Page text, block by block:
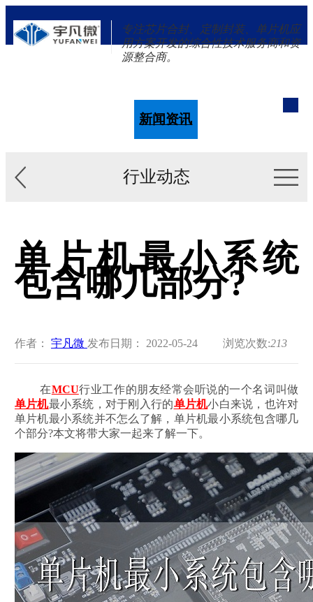
专注芯片合封、定制封装、单片机应
用方案开发的综合性技术服务商和资
源整合商。
新闻资讯
行业动态
单片机最小系统
包含哪几部分?
作者： 宇凡微 发布日期： 2022-05-24 浏览次数:213
在MCU行业工作的朋友经常会听说的一个名词叫做
单片机最小系统，对于刚入行的单片机小白来说，也许对
单片机最小系统并不怎么了解，单片机最小系统包含哪几
个部分?本文将带大家一起来了解一下。